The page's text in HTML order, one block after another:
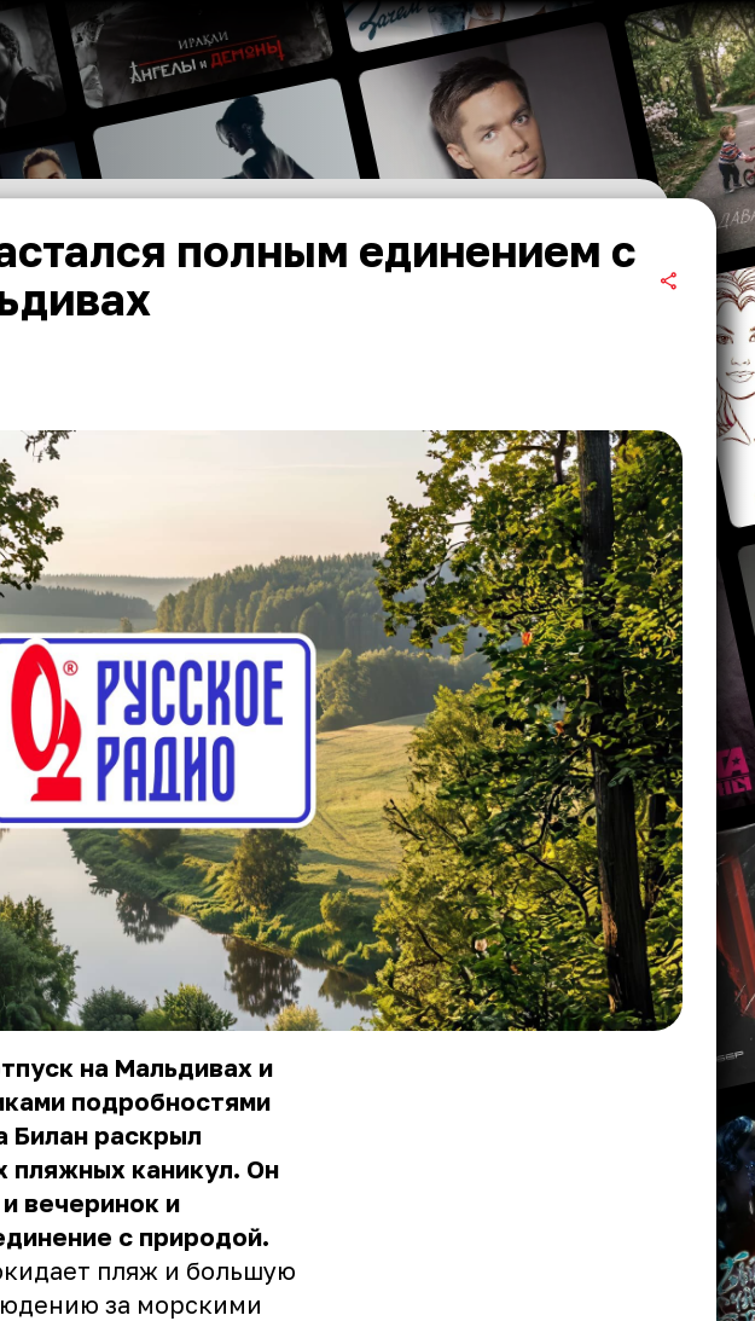
полным единением с
на Мальдивах и
подробностями
Билан раскрыл
пляжных каникул. Он
вечеринок и
с природой.
пляж и большую
за морскими